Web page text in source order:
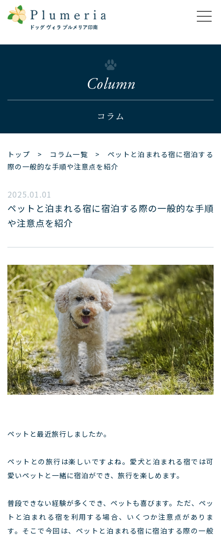
コラム
トップ > コラム一覧 > ペットと泊まれる宿に宿泊する
際の一般的な手順や注意点を紹介
2025.01.01
ペットと泊まれる宿に宿泊する際の一般的な手順
や注意点を紹介
ペットと最近旅行しましたか。
ペットとの旅行は楽しいですよね。愛犬と泊まれる宿では可
愛いペットと一緒に宿泊ができ、旅行を楽しめます。
普段できない経験が多くでき、ペットも喜びます。ただ、ペッ
トと泊まれる宿を利用する場合、いくつか注意点がありま
す。そこで今回は、ペットと泊まれる宿に宿泊する際の一般